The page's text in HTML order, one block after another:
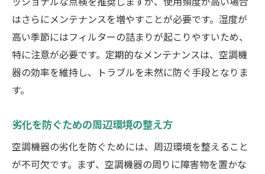
はさらにメンテナンスを増やすことが必要です。湿度が
高い季節にはフィルターの詰まりが起こりやすいため、
特に注意が必要です。定期的なメンテナンスは、空調機
器の効率を維持し、トラブルを未然に防ぐ手段となりま
す。
劣化を防ぐための周辺環境の整え方
空調機器の劣化を防ぐためには、周辺環境を整えること
が不可欠です。まず、空調機器の周りに障害物を置かな